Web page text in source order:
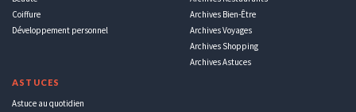
Coiffure
Développement personnel
ASTUCES
Astuce au quotidien
Archives Bien-Être
Archives Voyages
Archives Shopping
Archives Astuces